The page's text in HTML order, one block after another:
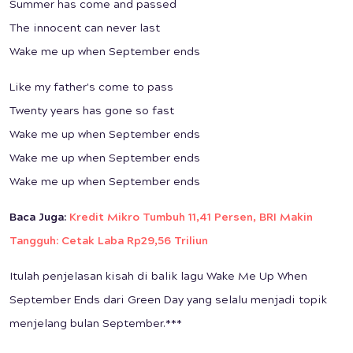
Summer has come and passed
The innocent can never last
Wake me up when September ends
Like my father's come to pass
Twenty years has gone so fast
Wake me up when September ends
Wake me up when September ends
Wake me up when September ends
Baca Juga: Kredit Mikro Tumbuh 11,41 Persen, BRI Makin
Tangguh: Cetak Laba Rp29,56 Triliun
Itulah penjelasan kisah di balik lagu Wake Me Up When
September Ends dari Green Day yang selalu menjadi topik
menjelang bulan September.***